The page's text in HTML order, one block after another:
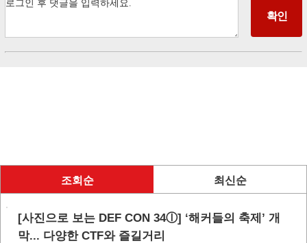
조회순 최신순
[사진으로 보는 DEF CON 34ⓛ] ‘해커들의 축제’ 개
막... 다양한 CTF와 즐길거리